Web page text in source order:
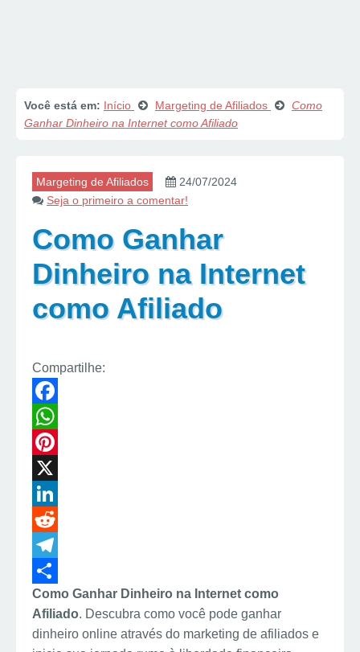
Você está em: Início Margeting de Afiliados
Como
Ganhar Dinheiro na Internet como Afiliado
Margeting de Afiliados
24/07/2024
Seja o primeiro a comentar!
Como Ganhar
Dinheiro na Internet
como Afiliado
Compartilhe:
F
a
c
e
b
o
o
k
W
h
a
t
s
A
p
p
P
n
e
r
e
s
X
L
n
k
e
d
R
e
d
d
i
T
e
l
e
S
h
a
Como Ganhar Dinheiro na Internet como
Afiliado. Descubra como você pode ganhar
dinheiro online através do marketing de afiliados e